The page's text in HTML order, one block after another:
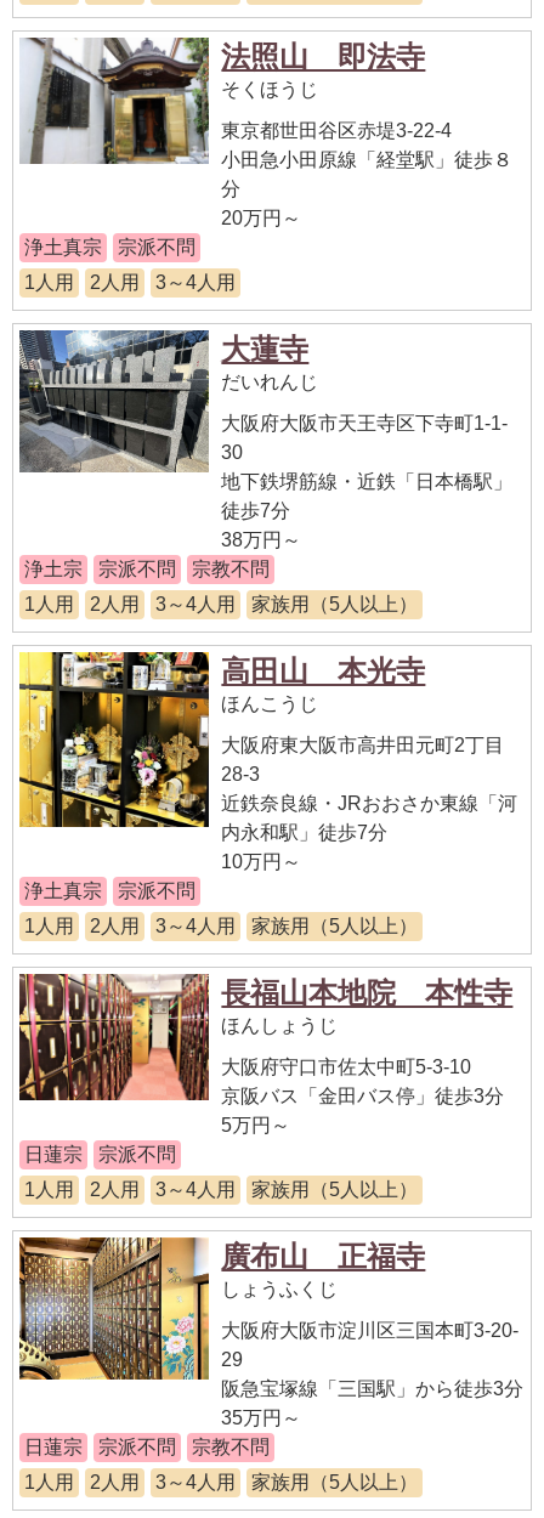
法照山 即法寺
そくほうじ
東京都世田谷区赤堤3-22-4
小田急小田原線「経堂駅」徒歩８
分
20万円～
浄土真宗
宗派不問
1人用
2人用 3～4人用
大蓮寺
だいれんじ
大阪府大阪市天王寺区下寺町1-1-
30
地下鉄堺筋線・近鉄「日本橋駅」
徒歩7分
38万円～
浄土宗
宗派不問
宗教不問
1人用
2人用 3～4人用 家族用（5人以上）
高田山 本光寺
ほんこうじ
大阪府東大阪市高井田元町2丁目
28-3
近鉄奈良線・JRおおさか東線「河
内永和駅」徒歩7分
10万円～
浄土真宗
宗派不問
1人用
2人用 3～4人用 家族用（5人以上）
長福山本地院 本性寺
ほんしょうじ
大阪府守口市佐太中町5-3-10
京阪バス「金田バス停」徒歩3分
5万円～
日蓮宗
宗派不問
1人用
2人用 3～4人用 家族用（5人以上）
廣布山 正福寺
しょうふくじ
大阪府大阪市淀川区三国本町3-20-
29
阪急宝塚線「三国駅」から徒歩3分
35万円～
日蓮宗
宗派不問
宗教不問
1人用
2人用 3～4人用 家族用（5人以上）